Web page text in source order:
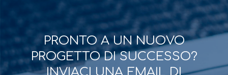
PRONTO A UN NUOVO
PROGETTO DI SUCCESSO?
INVIACI UNA EMAIL DI